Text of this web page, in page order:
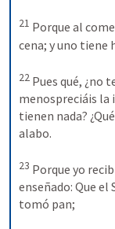
21 Porque al
cena; y uno tiene
22 Pues qué, ¿no
menospreciáis la
tienen nada?
alabo.
23 Porque yo
enseñado: Que el
tomó pan;